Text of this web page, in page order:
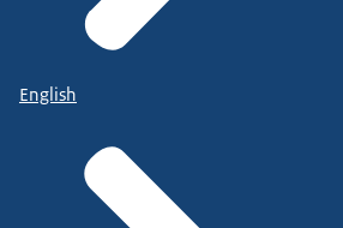
English